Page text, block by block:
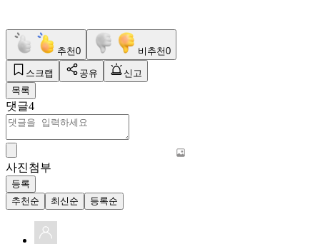
추천0 비추천0
스크랩 공유
신고
목록
댓글4
사진첨부
등록
추천순
최신순 등록순